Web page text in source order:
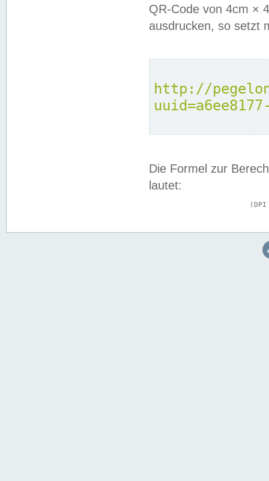
QR-Code von 4cm ×
ausdrucken, so setzt
http://
Die Formel zur
lautet: